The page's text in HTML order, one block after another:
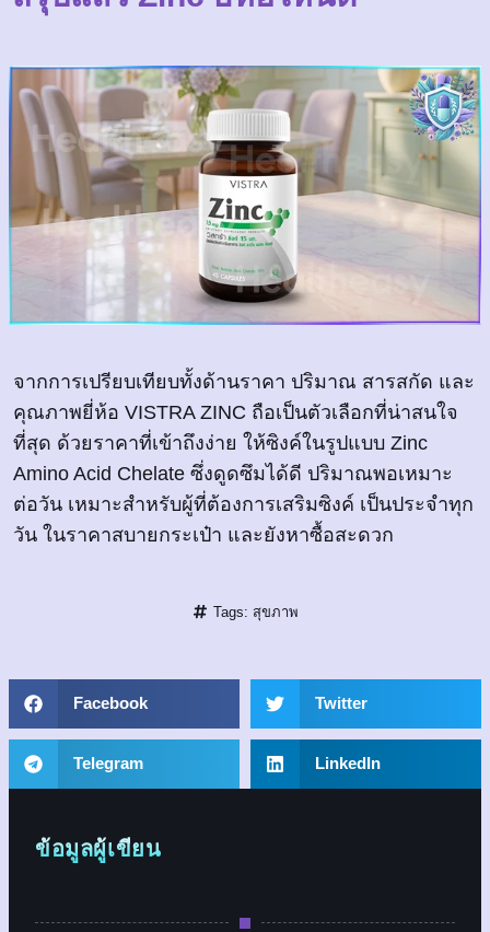
จากการเปรียบเทียบทั้งด้านราคา ปริมาณ สารสกัด และ
คุณภาพยี่ห้อ VISTRA ZINC ถือเป็นตัวเลือกที่น่าสนใจ
ที่สุด ด้วยราคาที่เข้าถึงง่าย ให้ซิงค์ในรูปแบบ Zinc
Amino Acid Chelate ซึ่งดูดซึมได้ดี ปริมาณพอเหมาะ
ต่อวัน เหมาะสำหรับผู้ที่ต้องการเสริมซิงค์ เป็นประจำทุก
วัน ในราคาสบายกระเป๋า และยังหาซื้อสะดวก
Tags: สุขภาพ
Facebook Twitter
Telegram LinkedIn
ข้อมูลผู้เขียน